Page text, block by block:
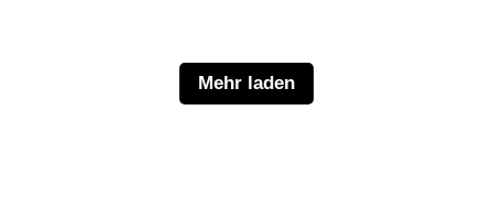
Mehr laden